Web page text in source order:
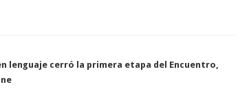
lenguaje cerró la primera etapa del Encuentro,